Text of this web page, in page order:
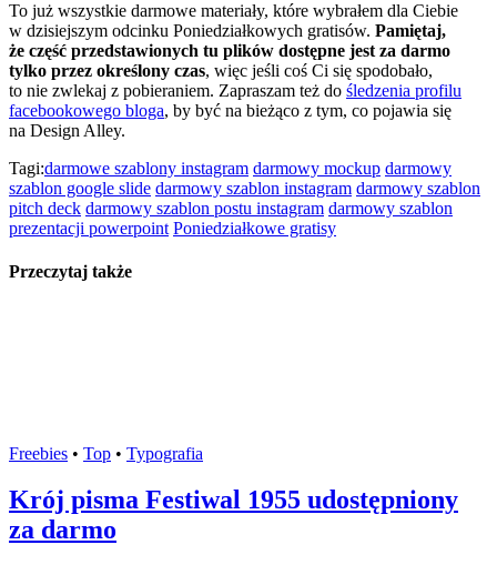
To już wszystkie darmowe materiały, które wybrałem dla Ciebie
w dzisiejszym odcinku Poniedziałkowych gratisów. Pamiętaj,
że część przedstawionych tu plików dostępne jest za darmo
tylko przez określony czas, więc jeśli coś Ci się spodobało,
to nie zwlekaj z pobieraniem. Zapraszam też do śledzenia profilu
facebookowego bloga, by być na bieżąco z tym, co pojawia się
na Design Alley.
Tagi:darmowe szablony instagram darmowy mockup darmowy
szablon google slide darmowy szablon instagram darmowy szablon
pitch deck darmowy szablon postu instagram darmowy szablon
prezentacji powerpoint Poniedziałkowe gratisy
Przeczytaj także
Freebies • Top • Typografia
Krój pisma Festiwal 1955 udostępniony
za darmo